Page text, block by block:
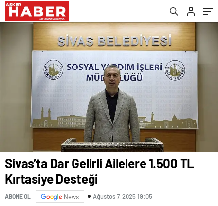
Sivas’ta Dar Gelirli Ailelere 1.500 TL
Kırtasiye Desteği
ABONE OL News Ağustos 7, 2025 19:05